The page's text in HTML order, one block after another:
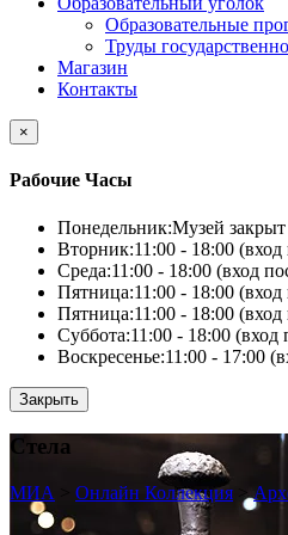
Образовательные
Труды
Магазин
Контакты
×
Рабочие Часы
Понедельник:Музей закрыт
Вторник:11:00 - 18:00
Среда:11:00 - 18:00 (вход
Пятница:11:00 - 18:00
Пятница:11:00 - 18:00
Суббота:11:00 - 18:00 (вход
Воскресенье:11:00 - 17:00
Закрыть
Стела
МИА Онлайн Коллекция >